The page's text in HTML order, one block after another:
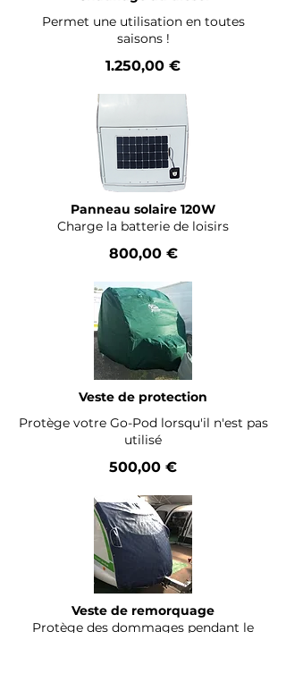
Permet une utilisation en toutes
saisons !
1.250,00 €
Panneau solaire 120W
Charge la batterie de loisirs
800,00 €
Veste de protection
Protège votre Go-Pod lorsqu'il n'est pas
utilisé
500,00 €
Veste de remorquage
Protège des dommages pendant le